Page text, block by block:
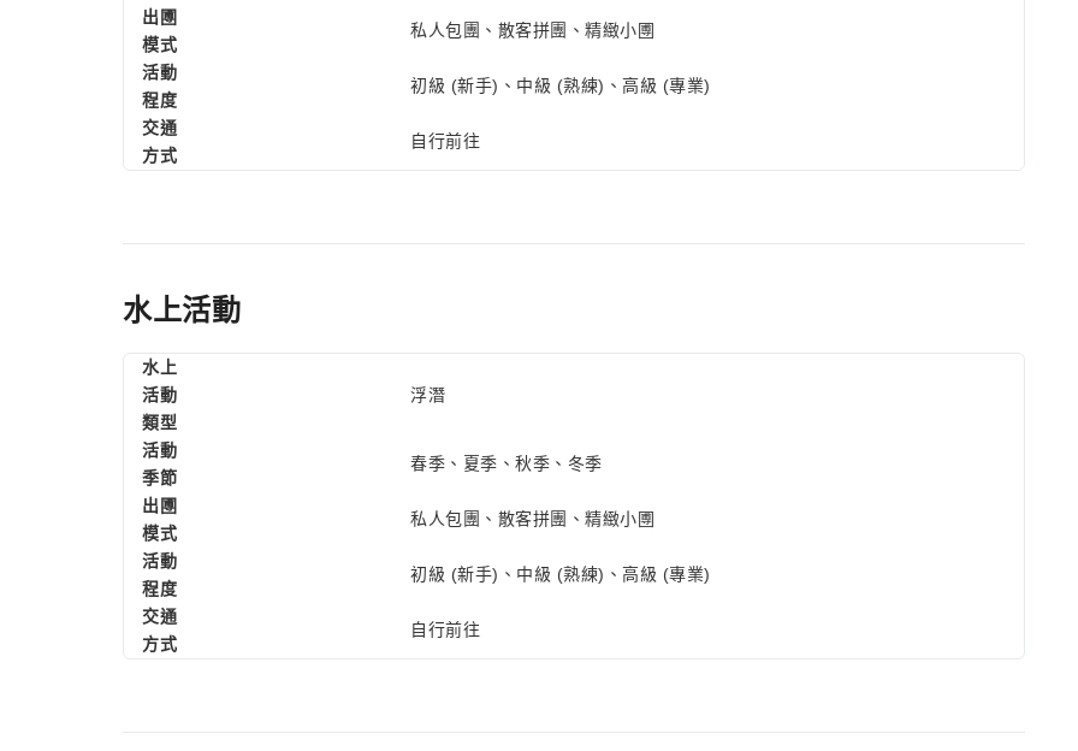
出圑
模式
私人包團、散客拼團、精緻小圑
活動
程度
初級 (新手)、中級 (熟練)、高級 (專業)
交通
方式
自行前往
水上活動
水上
活動
類型
浮潛
活動
季節
春季、夏季、秋季、冬季
出圑
模式
私人包團、散客拼團、精緻小圑
活動
程度
初級 (新手)、中級 (熟練)、高級 (專業)
交通
方式
自行前往